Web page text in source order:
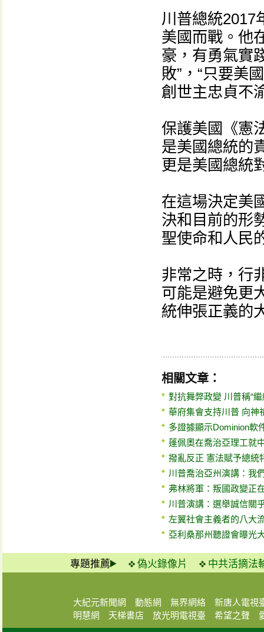
川普總統2017
美國而戰。他
豪，有勇氣實
敗”，“只要美
創世主忠貞不
保護美國《憲
是美國總統的
更是美國總統
在這場決定美
決和目前的形
聖使命和人民
非常之時，行
可能是避免更
統伸張正義的
相關文章：
對抗舞弊政變 川普稱“繼
華府集會支持川普 向神
多證據顯示Dominion軟
蓬佩奧在喬治亞理工就
撥亂反正 憲法賦予總統
川普喬治亞州演講：我
弗林將軍：叛國政變正
川普演講：選舉誠信關
左翼社會主義者的八大
亞利桑那州聽證會曝光
專題推薦 偽火錄像片 中共活摘法
大紀元新聞網 動態網 無界網絡
新唐人電視
明慧網
天梯書店 放光明電視臺 希望之聲